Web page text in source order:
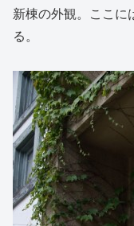
新棟の外観。ここに
る。